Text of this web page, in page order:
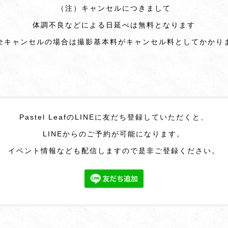
（注）キャンセルにつきまして
体調不良などによる日延べは無料となります
キャンセルの場合は撮影基本料がキャンセル料としてかかり
Pastel LeafのLINEに友だち登録していただくと、
LINEからのご予約が可能になります。
イベント情報なども配信しますので是非ご登録ください。